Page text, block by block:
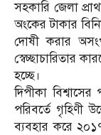
সহকারি জেলা
অংকের টাকার
দোষী করার
স্বেচ্ছাচারিতার
হচ্ছে।
দিপীকা
পরিবর্তে গৃহিণী
ব্যবহার করে